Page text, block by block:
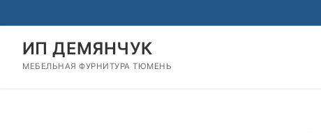
к
содержимому
ИП ДЕМЯНЧУК
МЕБЕЛЬНАЯ ФУРНИТУРА ТЮМЕНЬ